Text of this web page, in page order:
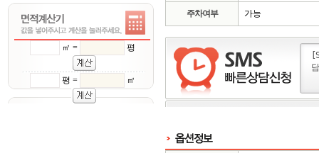
㎡ = 평
평 = ㎡
주차여부 가능